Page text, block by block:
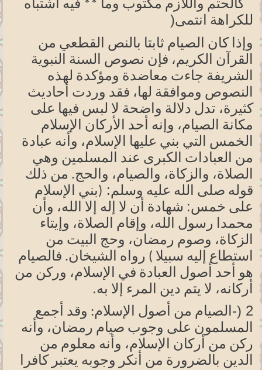
كالحتم واللازم مكتوب وما ** فيه اشتباه
للكراهة انتمى)
وإذا كان الصيام ثابتا بالنص القطعي من
القرآن الكريم، فإن نصوص السنة النبوية
الشريفة جاءت معاضدة ومؤكدة لهذه
النصوص وموافقة لها، فقد وردت أحاديث
كثيرة، تدل دلالة واضحة لا لبس فيها على
مكانة الصيام، وإنه أحد الأركان الإسلام
الخمس التي بني عليها
الإسلام، وأنه عبادة
من العبادات الكبرى عند المسلمين وهي
الصلاة، والزكاة، والصيام، والحج. من ذلك
قوله صلى الله عليه وسلم: (بني الإسلام
على خمس: شهادة أن لا إله إلا الله، وأن
محمدا رسول
الله، وإقام الصلاة، وإيتاء
الزكاة، وصوم رمضان، وحج البيت من
استطاع إليه سبيلا ) رواه الشيخان. فالصيام
هو أحد أصول العبادة في
الإسلام، وركن من
أركانه، لا يتم دين المرء إلا به.
2
-)الصيام من أصول الإسلام: وقد أجمع
المسلمون على وجوب صيام رمضان، وأنه
ركن من أركان الإسلام، وأنه معلوم من
الدين بالضرورة من أنكر وجوبه يعتبر كافرا